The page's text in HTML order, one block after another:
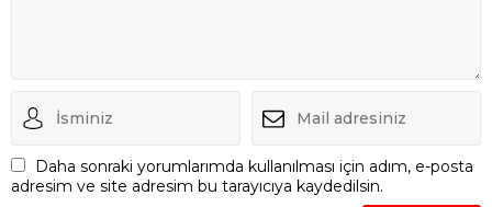
Daha sonraki yorumlarımda kullanılması için adım, e-posta
adresim ve site adresim bu tarayıcıya kaydedilsin.